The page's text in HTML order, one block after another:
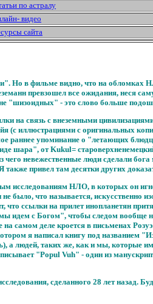
по астралу
видео
сайта
Но в фильме видно, что на обломках
превзошел все ожидания, неся
"шизоидных" - это слово больше
на связь с внеземными
иллюстрациями с оригинальных
раннее упоминание о "летающих
шара", от Kukul=
невежественные люди сделали
привел там десятки других
исследованиям НЛО, в которых он
что называется, искусственно
ссылки на прилет инопланетян
идем с Богом", чтобы следом вообще
на самом деле кроется в письменах
я написал книгу под названием
а людей, таких же, как и мы, которые
"Popul Vuh" - один из
сделанного 28 лет назад.